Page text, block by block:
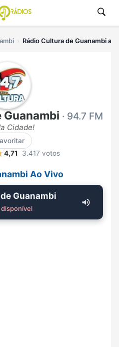
Rádio Cultura de Guanambi ao
Guanambi · 94.7 FM
Cidade!
4,71
3.417 votos
Ao Vivo
Guanambi
disponível